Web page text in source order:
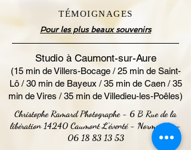
TÉMOIGNAGES
Pour les plus beaux souvenirs
Studio à Caumont-sur-Aure
(15 min de Villers-Bocage / 25 min de Saint-
Lô / 30 min de Bayeux / 35 min de Caen / 35
min de Vires / 35 min de Villedieu-les-Poêles)
Christophe Ramard Photographe - 6 B Rue de la
libération 14240 Caumont L'éventé - Normandie -
06 18 83 13 53